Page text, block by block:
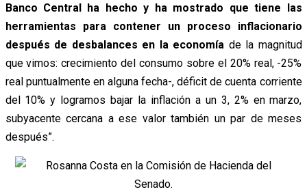
Banco Central ha hecho y ha mostrado que tiene las
herramientas para contener un proceso inflacionario
después de desbalances en la economía de la magnitud
que vimos: crecimiento del consumo sobre el 20% real, -25%
real puntualmente en alguna fecha-, déficit de cuenta corriente
del 10% y logramos bajar la inflación a un 3, 2% en marzo,
subyacente cercana a ese valor también un par de meses
después”.